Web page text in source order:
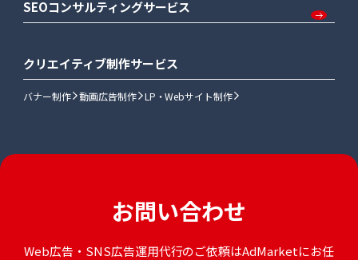
SEOコンサルティングサービス
クリエイティブ制作サービス
バナー制作 動画広告制作 LP・Webサイト制作
お問い合わせ
Web広告・SNS広告運用代行のご依頼はAdMarketにお任